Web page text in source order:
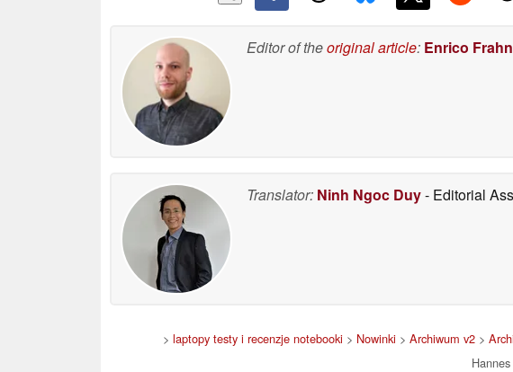
Editor of theoriginal article: Enrico Frahn
Translator: Ninh Ngoc Duy- Editorial
> laptopy testy i recenzje notebooki > Nowinki > Archiwum v2>